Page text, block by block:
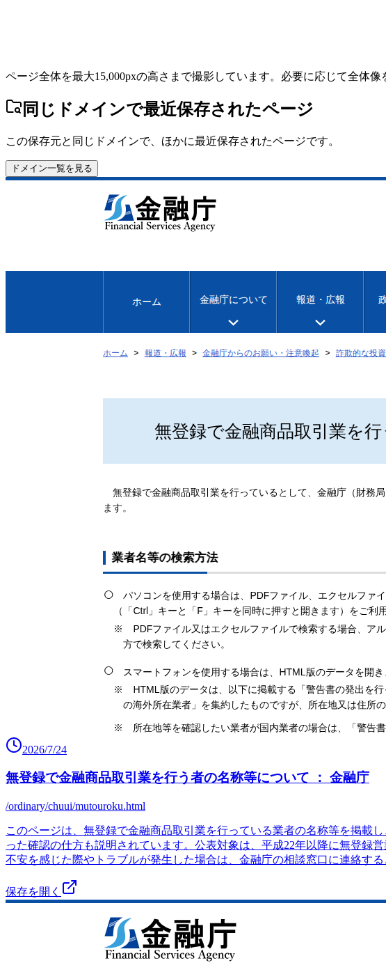
ページ全体を最大15,000pxの高さまで撮影しています。必要に応じて全体像
同じドメインで最近保存されたページ
この保存元と同じドメインで、ほかに最近保存されたページです。
ドメイン一覧を見る
2026/7/24
無登録で金融商品取引業を行う者の名称等について ： 金融庁
/ordinary/chuui/mutouroku.html
このページは、無登録で金融商品取引業を行っている業者の名称等を掲載
った確認の仕方も説明されています。公表対象は、平成22年以降に無登録
不安を感じた際やトラブルが発生した場合は、金融庁の相談窓口に連絡す
保存を開く